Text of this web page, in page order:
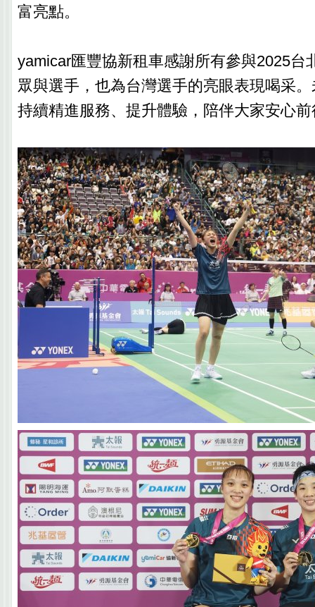
富亮點。
yamicar匯豐協新租車感謝所有參與2025台
眾與選手，也為台灣選手的亮眼表現喝采
持續精進服務、提升體驗，陪伴大家安心